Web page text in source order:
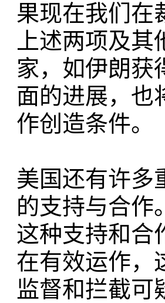
果现在我们在
上述两项及
家，如伊朗获
面的进展，也
作创造条件。
美国还有许多
的支持与合作
这种支持和合
在有效运作，
监督和拦截可